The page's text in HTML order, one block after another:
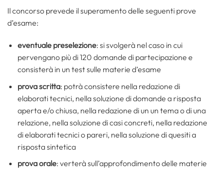
Il concorso prevede il superamento delle seguenti prove
d’esame:
eventuale preselezione: si svolgerà nel caso in cui
pervengano più di 120 domande di partecipazione e
consisterà in un test sulle materie d’esame
prova scritta: potrà consistere nella redazione di
elaborati tecnici, nella soluzione di domande a risposta
aperta e/o chiusa, nella redazione di un un tema o di una
relazione, nella soluzione di casi concreti, nella redazione
di elaborati tecnici o pareri, nella soluzione di quesiti a
risposta sintetica
prova orale: verterà sull’approfondimento delle materie